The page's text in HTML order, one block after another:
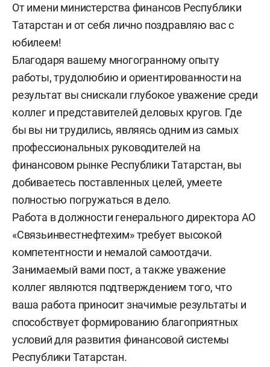
От имени министерства финансов Республики
Татарстан и от себя лично поздравляю вас с
юбилеем!
Благодаря вашему многогранному опыту
работы, трудолюбию и ориентированности на
результат вы снискали глубокое уважение среди
коллег и представителей деловых кругов. Где
бы вы ни трудились, являясь одним из самых
профессиональных руководителей на
финансовом рынке Республики Татарстан, вы
добиваетесь поставленных целей, умеете
полностью погружаться в дело.
Работа в должности генерального директора АО
«Связьинвестнефтехим» требует высокой
компетентности и немалой самоотдачи.
Занимаемый вами пост, а также уважение
коллег являются подтверждением того, что
ваша работа приносит значимые результаты и
способствует формированию благоприятных
условий для развития финансовой системы
Республики Татарстан.